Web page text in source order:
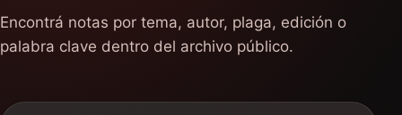
Encontrá notas por tema, autor, plaga, edición o
palabra clave dentro del archivo público.